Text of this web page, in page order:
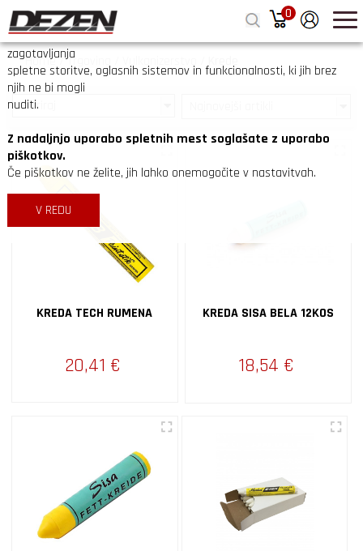
0
Home / Trgovina
Filtriraj
KREDA TECH RUMENA
20,41 €
KREDA SISA BELA 12KOS
18,54 €
zapri
Na spletnih straneh Dezen.si uporabljamo piškotke z namenom
zagotavljanja
spletne storitve, oglasnih sistemov in funkcionalnosti, ki jih brez
njih ne bi mogli
nuditi.
Z nadaljnjo uporabo spletnih mest soglašate z uporabo
piškotkov.
Če piškotkov ne želite, jih lahko onemogočite v nastavitvah.
V REDU